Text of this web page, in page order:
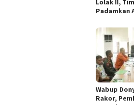
Lolak II,
Padamkan
Wabup
Rakor,